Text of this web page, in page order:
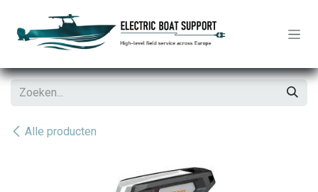
Alle producten